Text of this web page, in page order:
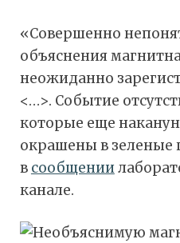
«Совершенно
объяснения
неожиданно
<…>. Событие
которые еще
окрашены в зеленые
в сообщении
канале.